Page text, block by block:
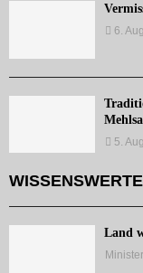
6.
5.
Land